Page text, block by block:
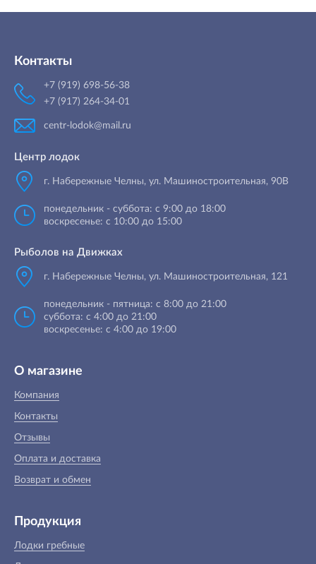
Контакты
+7 (919) 698-56-38
+7 (917) 264-34-01
centr-lodok@mail.ru
Центр лодок
г. Набережные Челны, ул. Машиностроительная, 90B
понедельник - суббота: с 9:00 до 18:00
воскресенье: с 10:00 до 15:00
Рыболов на Движках
г. Набережные Челны, ул. Машиностроительная, 121
понедельник - пятница: с 8:00 до 21:00
суббота: с 4:00 до 21:00
воскресенье: с 4:00 до 19:00
О магазине
Компания
Контакты
Отзывы
Оплата и доставка
Возврат и обмен
Продукция
Лодки гребные